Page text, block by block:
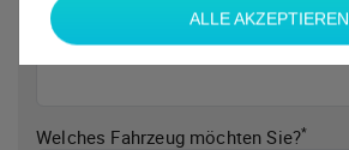
Welches Fahrzeug möchten Sie?*
ALLE AKZEPTIEREN